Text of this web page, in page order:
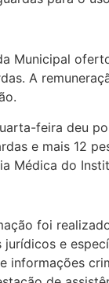
Municipal
A
feira deu
e mais 12
Médica do
foi
e
informações